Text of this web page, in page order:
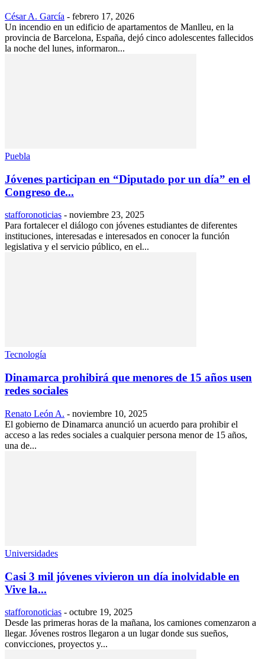
César A. García - febrero 17, 2026
Un incendio en un edificio de apartamentos de Manlleu, en la
provincia de Barcelona, España, dejó cinco adolescentes fallecidos
la noche del lunes, informaron...
Puebla
Jóvenes participan en “Diputado por un día” en el
Congreso de...
stafforonoticias - noviembre 23, 2025
Para fortalecer el diálogo con jóvenes estudiantes de diferentes
instituciones, interesadas e interesados en conocer la función
legislativa y el servicio público, en el...
Tecnología
Dinamarca prohibirá que menores de 15 años usen
redes sociales
Renato León A. - noviembre 10, 2025
El gobierno de Dinamarca anunció un acuerdo para prohibir el
acceso a las redes sociales a cualquier persona menor de 15 años,
una de...
Universidades
Casi 3 mil jóvenes vivieron un día inolvidable en
Vive la...
stafforonoticias - octubre 19, 2025
Desde las primeras horas de la mañana, los camiones comenzaron a
llegar. Jóvenes rostros llegaron a un lugar donde sus sueños,
convicciones, proyectos y...